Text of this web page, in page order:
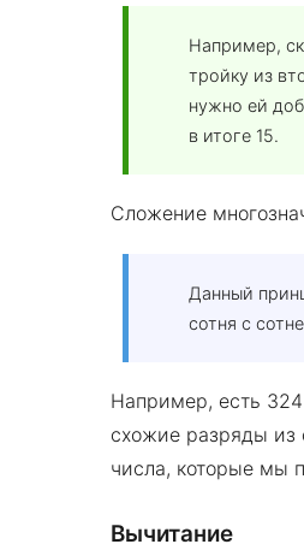
Например,
тройку из
нужно ей
в итоге 15.
Сложение
Данный
сотня с
Например, есть
схожие разряды из
числа, которые мы
Вычитание